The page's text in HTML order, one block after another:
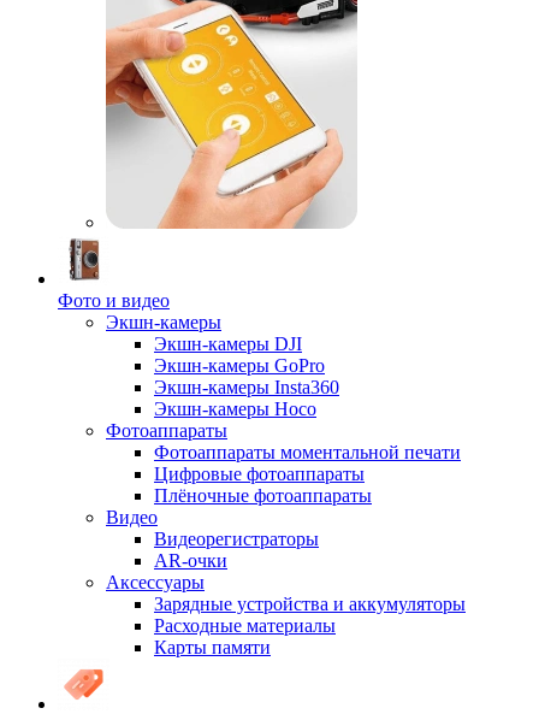
Фото и видео
Экшн-камеры
Экшн-камеры DJI
Экшн-камеры GoPro
Экшн-камеры Insta360
Экшн-камеры Hoco
Фотоаппараты
Фотоаппараты моментальной печати
Цифровые фотоаппараты
Плёночные фотоаппараты
Видео
Видеорегистраторы
AR-очки
Аксессуары
Зарядные устройства и аккумуляторы
Расходные материалы
Карты памяти